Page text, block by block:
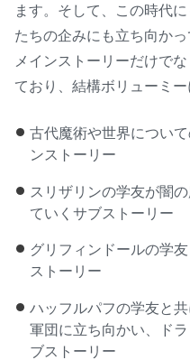
ます。そして、この時代
たちの企みにも立ち向かっ
メインストーリーだけで
ており、結構ボリューミー
古代魔術や世界につい
ンストーリー
スリザリンの学友が闇
ていくサブストーリー
グリフィンドールの学
ストーリー
ハッフルパフの学友と
軍団に立ち向かい、ド
ブストーリー